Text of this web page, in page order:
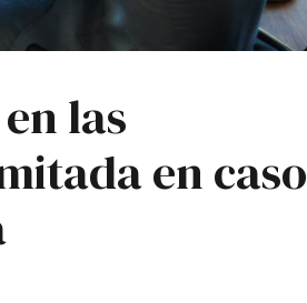
las
en caso